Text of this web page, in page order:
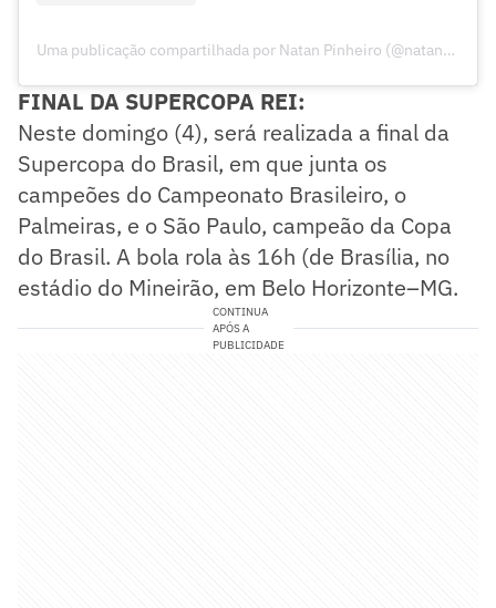
Uma publicação compartilhada por Natan Pinheiro (@natan_pinheiro17)
FINAL DA SUPERCOPA REI:
Neste domingo (4), será realizada a final da
Supercopa do Brasil, em que junta os
campeões do Campeonato Brasileiro, o
Palmeiras, e o São Paulo, campeão da Copa
do Brasil. A bola rola às 16h (de Brasília, no
estádio do Mineirão, em Belo Horizonte–MG.
CONTINUA
APÓS A
PUBLICIDADE